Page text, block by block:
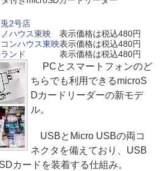
2号店
ハウス東映
表示価格は税込480円
ンハウス東映表示価格は税込480円
ンド 表示価格は税込480円
PCとスマートフォンのど
ちらでも利用できるmicroS
Dカードリーダーの新モデ
ル。
USBとMicro USBの両コ
ネクタを備えており、USB
カードを装着する仕組み。